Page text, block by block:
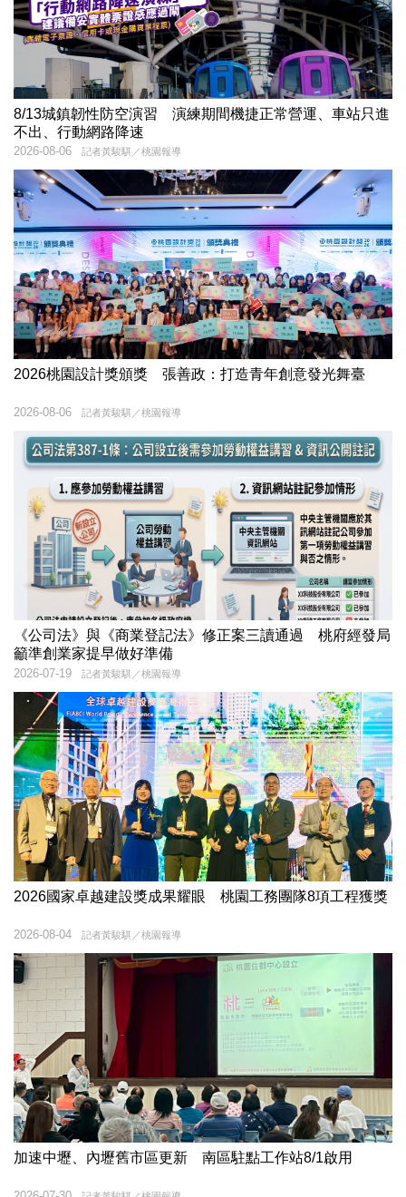
8/13城鎮韌性防空演習 演練期間機捷正常營運、車站只進
不出、行動網路降速
記者黃駿騏／桃園報導
2026-08-06
2026桃園設計獎頒獎 張善政：打造青年創意發光舞臺
記者黃駿騏／桃園報導
2026-08-06
《公司法》與《商業登記法》修正案三讀通過 桃府經發局
籲準創業家提早做好準備
記者黃駿騏／桃園報導
2026-07-19
2026國家卓越建設獎成果耀眼 桃園工務團隊8項工程獲獎
記者黃駿騏／桃園報導
2026-08-04
加速中壢、內壢舊市區更新 南區駐點工作站8/1啟用